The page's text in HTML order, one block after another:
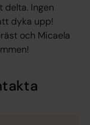
delta. Ingen
dyka upp!
och Micaela